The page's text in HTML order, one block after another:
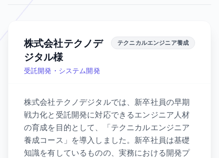
株式会社テクノデ
ジタル様
受託開発・システム開発
テクニカルエンジニア養成
株式会社テクノデジタルでは、新卒社員の早期
戦力化と受託開発に対応できるエンジニア人材
の育成を目的として、「テクニカルエンジニア
養成コース」を導入しました。新卒社員は基礎
知識を有しているものの、実務における開発プ